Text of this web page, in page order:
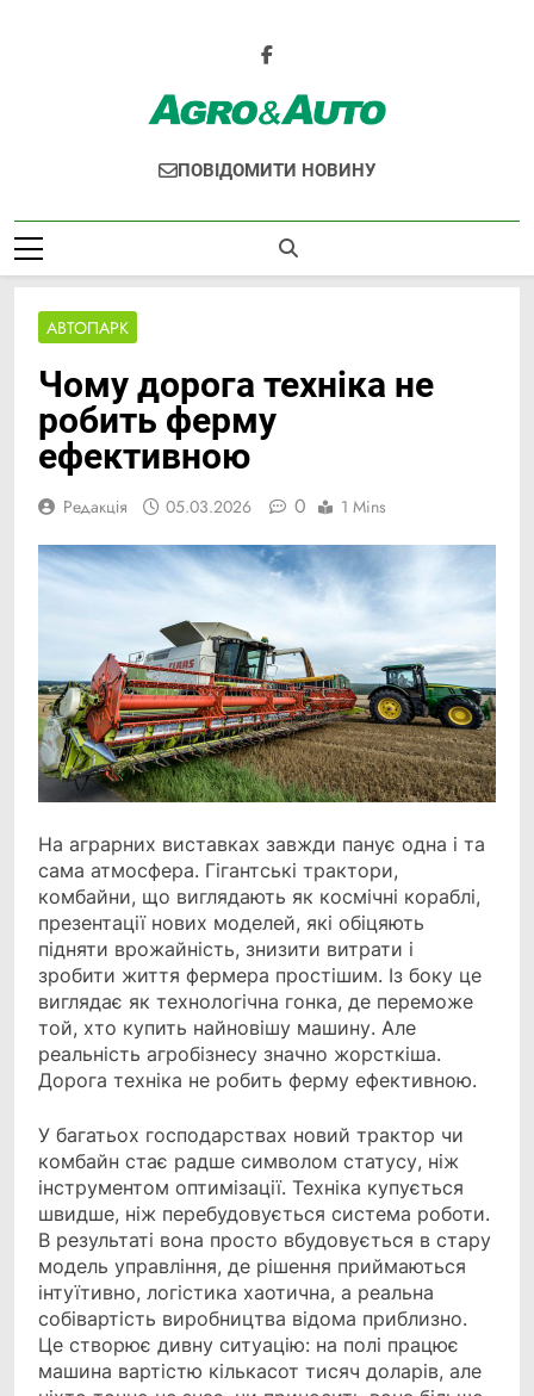
Agro & Auto
Новини Агротеху Та Логістики
ПОВІДОМИТИ НОВИНУ
АВТОПАРК
Чому дорога техніка не
робить ферму
ефективною
Редакція 05.03.2026 0 1 Mins
На аграрних виставках завжди панує одна і та
сама атмосфера. Гігантські трактори,
комбайни, що виглядають як космічні кораблі,
презентації нових моделей, які обіцяють
підняти врожайність, знизити витрати і
зробити життя фермера простішим. Із боку це
виглядає як технологічна гонка, де переможе
той, хто купить найновішу машину. Але
реальність агробізнесу значно жорсткіша.
Дорога техніка не робить ферму ефективною.
У багатьох господарствах новий трактор чи
комбайн стає радше символом статусу, ніж
інструментом оптимізації. Техніка купується
швидше, ніж перебудовується система роботи.
В результаті вона просто вбудовується в стару
модель управління, де рішення приймаються
інтуїтивно, логістика хаотична, а реальна
собівартість виробництва відома приблизно.
Це створює дивну ситуацію: на полі працює
машина вартістю кількасот тисяч доларів, але